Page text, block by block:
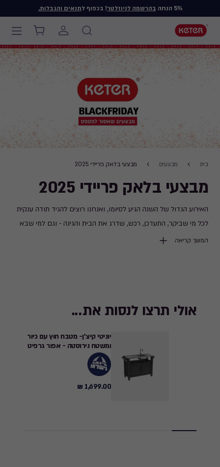
Skip
to
main
5% הנחה בהרשמה לניוזלטר! בכפוף לתנאים והגבלות.
Main
navigation
Navigation
בית מבצעים מבצעי בלאק פריידי 2025
מבצעי בלאק פריידי 2025
האירוע הגדול של השנה הגיע לסיומו, ואנחנו רוצים להגיד תודה ענקית
לכל מי שביקר, התעדכן, רכש, שדרג את הבית והגינה - וגם למי שבא
רק להציץ 😉
עד אז,
המשך קריאה
אולי תרצו לנסות את...
יוניטי קיצ'ן- מטבח חוץ עם כיור
ומשטח נירוסטה - אפור גרפיט
1,699.00
1,699.00 ₪